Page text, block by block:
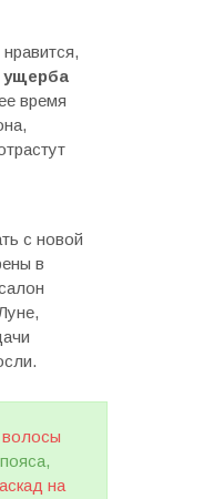
ущерба
время
с новой
в
на